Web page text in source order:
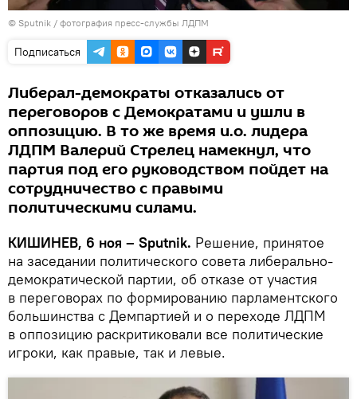
© Sputnik / фотография пресс-службы ЛДПМ
Подписаться
Либерал-демократы отказались от
переговоров с Демократами и ушли в
оппозицию. В то же время и.о. лидера
ЛДПМ Валерий Стрелец намекнул, что
партия под его руководством пойдет на
сотрудничество с правыми
политическими силами.
КИШИНЕВ, 6 ноя – Sputnik. Решение, принятое
на заседании политического совета либерально-
демократической партии, об отказе от участия
в переговорах по формированию парламентского
большинства с Демпартией и о переходе ЛДПМ
в оппозицию раскритиковали все политические
игроки, как правые, так и левые.